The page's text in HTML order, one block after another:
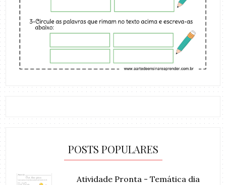
POSTS POPULARES
Atividade Pronta - Temática dia